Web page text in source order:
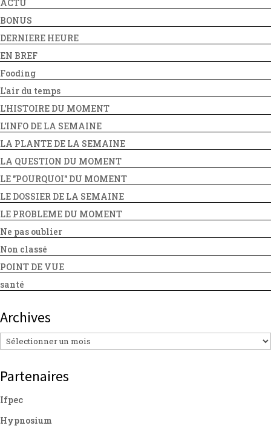
ACTU
BONUS
DERNIERE HEURE
EN BREF
Fooding
L'air du temps
L'HISTOIRE DU MOMENT
L'INFO DE LA SEMAINE
LA PLANTE DE LA SEMAINE
LA QUESTION DU MOMENT
LE "POURQUOI" DU MOMENT
LE DOSSIER DE LA SEMAINE
LE PROBLEME DU MOMENT
Ne pas oublier
Non classé
POINT DE VUE
santé
Archives
Archives
Partenaires
Ifpec
Hypnosium